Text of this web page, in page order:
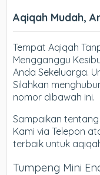
Aqiqah Mudah,
Tempat Aqiqah
Mengganggu
Anda Sekeluarga.
Silahkan
nomor dibawah ini.
Sampaikan
Kami via Telepon
terbaik untuk
Tumpeng Mini